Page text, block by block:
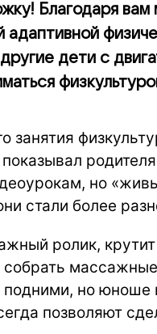
Благодаря
адаптивной
дети с
но
стали более
ролик,
но
позволяют